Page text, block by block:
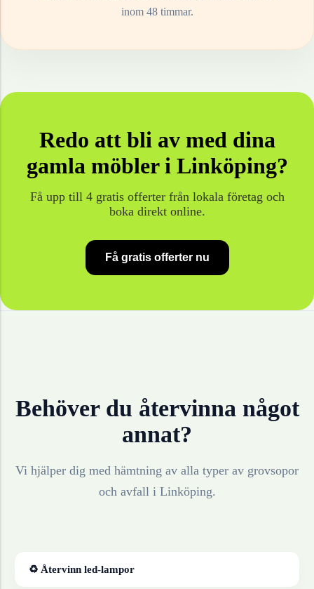
inom 48 timmar.
Redo att bli av med dina
gamla möbleri Linköping?
Få upp till 4 gratis offerter från lokala företag och
boka direkt online.
Få gratis offerter nu
Behöver du återvinna något
annat?
Vi hjälper dig med hämtning av alla typer av grovsopor
och avfall i Linköping.
♻ Återvinn led-lampor